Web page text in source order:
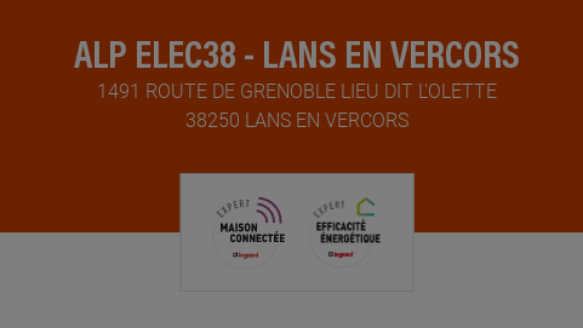
ALP ELEC38 - LANS EN VERCORS
1491 ROUTE DE GRENOBLE LIEU DIT L'OLETTE
38250 LANS EN VERCORS